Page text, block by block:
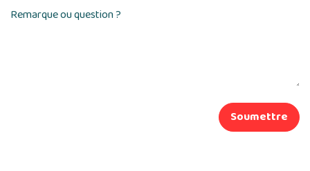
Remarque ou question ?
Soumettre